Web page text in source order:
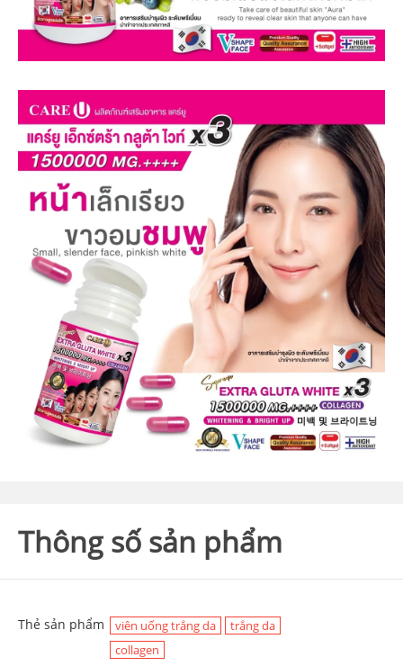
Thông số sản phẩm
Thẻ sản phẩm viên uống trắng da
trắng da
collagen